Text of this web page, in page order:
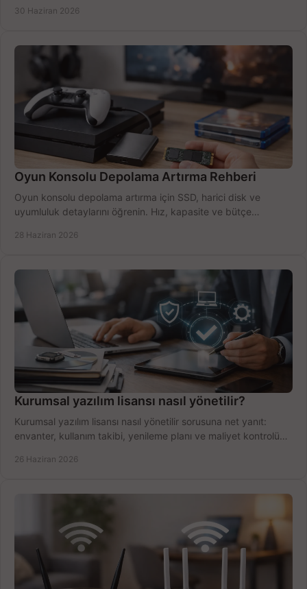
30 Haziran 2026
Oyun Konsolu Depolama Artırma Rehberi
Oyun konsolu depolama artırma için SSD, harici disk ve
uyumluluk detaylarını öğrenin. Hız, kapasite ve bütçe
28 Haziran 2026
Kurumsal yazılım lisansı nasıl yönetilir?
Kurumsal yazılım lisansı nasıl yönetilir sorusuna net yanıt:
envanter, kullanım takibi, yenileme planı ve maliyet kontrolü
26 Haziran 2026